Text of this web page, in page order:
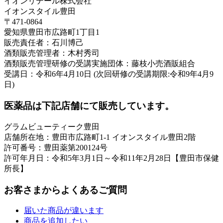
イオンスタイル豊田
〒471-0864
愛知県豊田市広路町1丁目1
販売責任者：石川博己
酒類販売管理者：木村秀司
酒類販売管理研修の受講実施団体：藤枝小売酒販組合
受講日：令和6年4月10日 (次回研修の受講期限:令和9年4月9
日)
医薬品は下記店舗にて販売しています。
グラムビューティーク豊田
店舗所在地：豊田市広路町1-1 イオンスタイル豊田2階
許可番号：豊田薬第200124号
許可年月日：令和5年3月1日～令和11年2月28日【豊田市保健
所長】
お客さまからよくあるご質問
届いた商品が違います
商品を追加したい